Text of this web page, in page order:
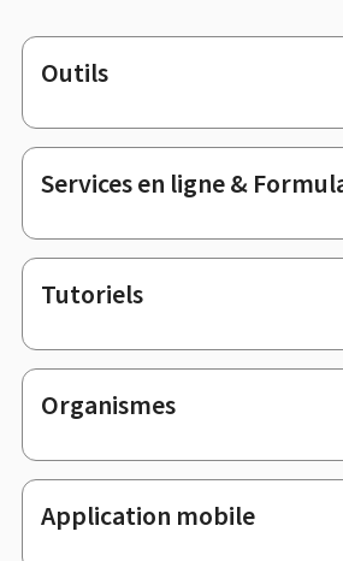
Pied
de
page
Outils
Services en ligne &
Tutoriels
Organismes
Application mobile